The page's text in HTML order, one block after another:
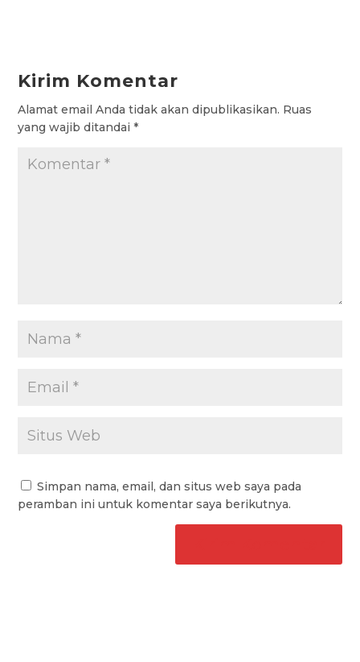
o
o
A
p
e
r
r
a
e
Kirim Komentar
Alamat email Anda tidak akan dipublikasikan. Ruas
yang wajib ditandai*
Simpan nama, email, dan situs web saya pada
peramban ini untuk komentar saya berikutnya.